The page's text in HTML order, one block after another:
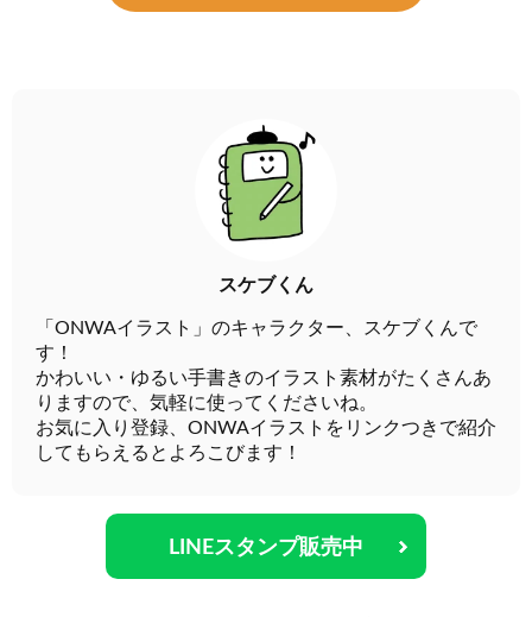
スケブくん
「ONWAイラスト」のキャラクター、スケブくんで
す！
かわいい・ゆるい手書きのイラスト素材がたくさんあ
りますので、気軽に使ってくださいね。
お気に入り登録、ONWAイラストをリンクつきで紹介
してもらえるとよろこびます！
LINEスタンプ販売中